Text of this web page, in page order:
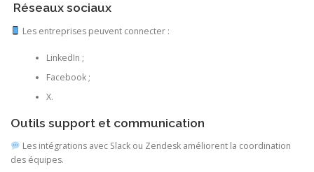
Réseaux sociaux
Les entreprises peuvent connecter :
LinkedIn ;
Facebook ;
X.
Outils support et communication
Les intégrations avec Slack ou Zendesk améliorent la coordination
des équipes.